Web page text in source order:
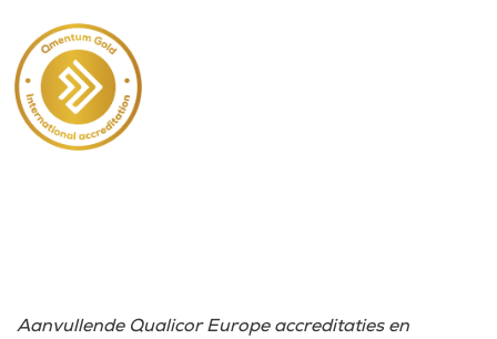
Aanvullende Qualicor Europe accreditaties en